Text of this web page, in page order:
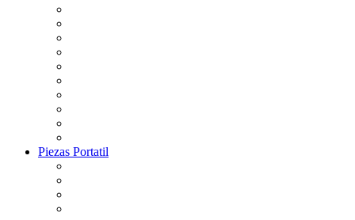
Piezas Portatil